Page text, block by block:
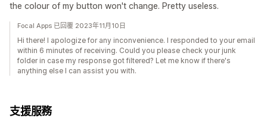
the colour of my button won't change. Pretty useless.
Focal Apps 已回覆 2023年11月10日
Hi there! I apologize for any inconvenience. I responded to your email
within 6 minutes of receiving. Could you please check your junk
folder in case my response got filtered? Let me know if there's
anything else I can assist you with.
支援服務